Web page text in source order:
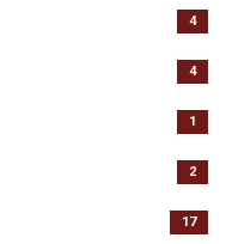
4
4
1
2
17